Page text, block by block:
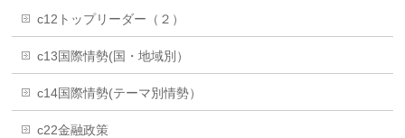
c12トップリーダー（２）
c13国際情勢(国・地域別）
c14国際情勢(テーマ別情勢）
c22金融政策